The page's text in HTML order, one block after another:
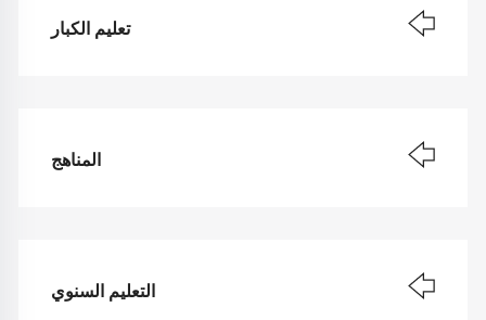
تعليم الكبار
المناهج
التعليم السنوي